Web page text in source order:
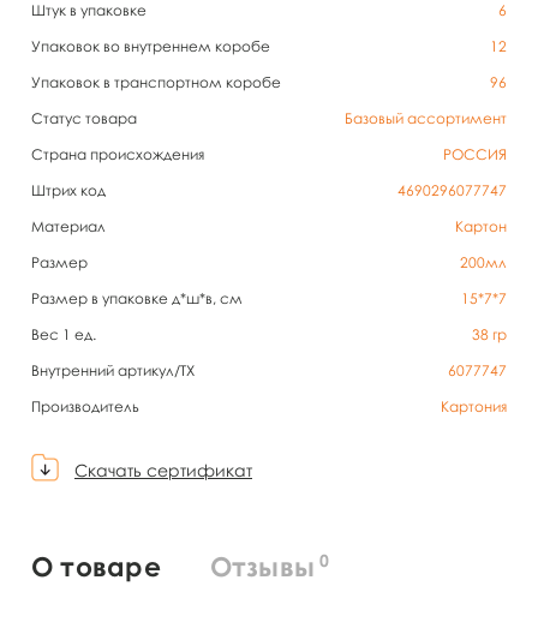
Штук в упаковке
6
Упаковок во внутреннем коробе
12
Упаковок в транспортном коробе
96
Статус товара
Базовый ассортимент
Страна происхождения
РОССИЯ
Штрих код
4690296077747
Материал
Картон
Размер
200мл
Размер в упаковке д*ш*в, см
15*7*7
Вес 1 ед.
38 гр
Внутренний артикул/TX
6077747
Производитель
Картония
Скачать сертификат
О товаре Отзывы 0